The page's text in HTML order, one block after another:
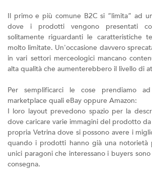
Il primo e più comune B2C si “limita” ad
dove i prodotti vengono presentati
solitamente riguardanti le caratteristiche
molto limitate. Un'occasione davvero
in vari settori merceologici mancano
alta qualità che aumenterebbero il livello di
Per semplificarci le cose prendiamo
marketplace quali eBay oppure Amazon:
I loro layout prevedono spazio per la
dove caricare varie immagini del prodotto
propria Vetrina dove si possono avere i
quando i prodotti hanno già una notorietà
unici paragoni che interessano i buyers sono
consegna.